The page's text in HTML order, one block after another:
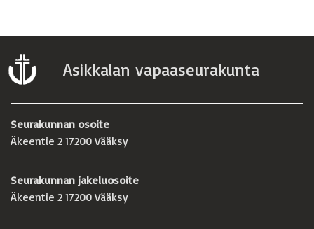
Asikkalan vapaaseurakunta
Seurakunnan osoite
Äkeentie 2 17200 Vääksy
Seurakunnan jakeluosoite
Äkeentie 2 17200 Vääksy